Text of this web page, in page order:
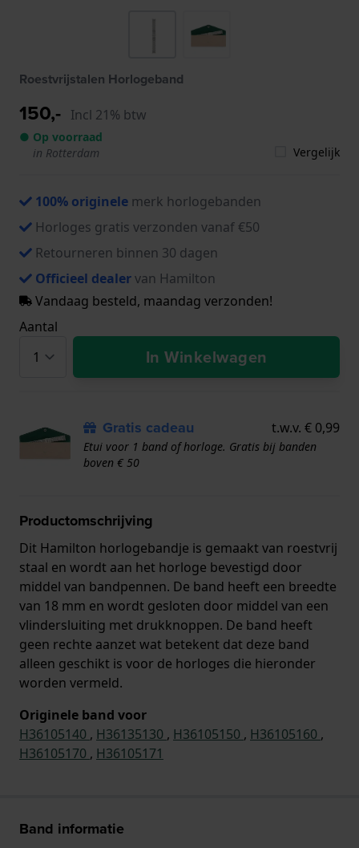
Roestvrijstalen Horlogeband
150,- Incl 21% btw
● Op voorraad
in Rotterdam
Vergelijk
100% originele merk horlogebanden
Horloges gratis verzonden vanaf €50
Retourneren binnen 30 dagen
Officieel dealervan Hamilton
Vandaag besteld, maandag verzonden!
Aantal
In Winkelwagen
Gratis cadeau t.w.v. € 0,99
Etui voor 1 band of horloge. Gratis bij banden
boven € 50
Productomschrijving
Dit Hamilton horlogebandje is gemaakt van roestvrij
staal en wordt aan het horloge bevestigd door
middel van bandpennen. De band heeft een breedte
van 18 mm en wordt gesloten door middel van een
vlindersluiting met drukknoppen. De band heeft
geen rechte aanzet wat betekent dat deze band
alleen geschikt is voor de horloges die hieronder
worden vermeld.
Originele band voor
H36105140 , H36135130 , H36105150 , H36105160 ,
H36105170 , H36105171
Band informatie